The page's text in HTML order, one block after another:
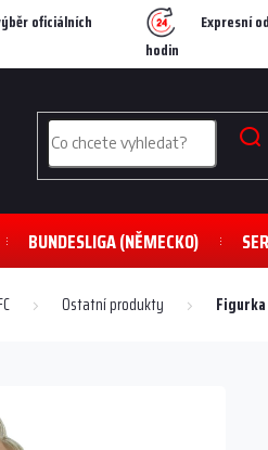
oficiálních
Expresní
hodin
BUNDESLIGA (NĚMECKO)
Ostatní produkty